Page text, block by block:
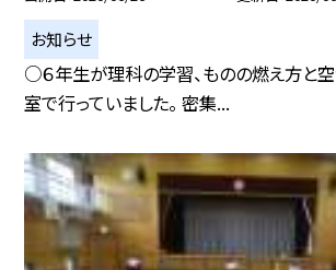
お知らせ
○６年生が理科の学習、ものの燃え方と
室で行っていました。 密集...